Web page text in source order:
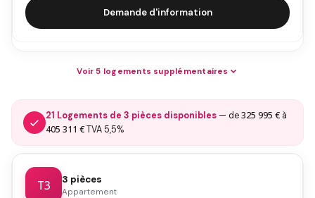
Demande d'information
Voir 5 logements supplémentaires
21 Logements de 3 pièces disponibles — de325 995 € à
405 311 €TVA 5,5%
T3 3 pièces
Appartement